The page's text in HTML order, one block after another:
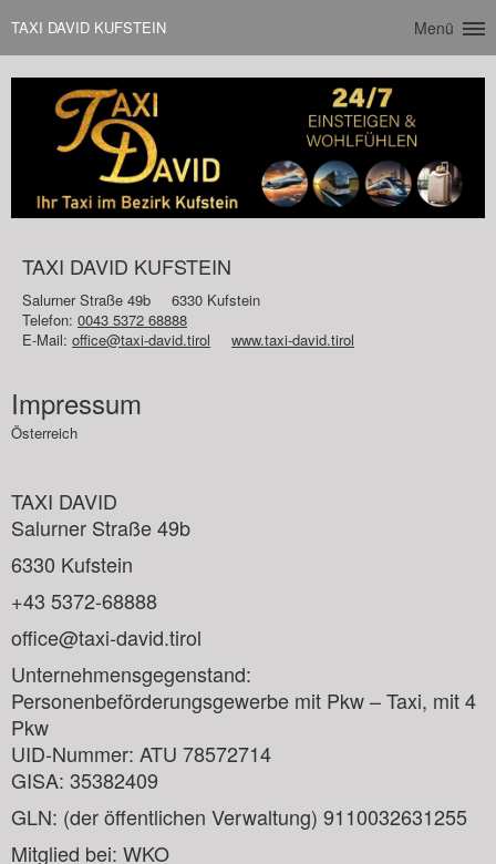
TAXI DAVID KUFSTEIN Menü
TAXI DAVID KUFSTEIN
Salurner Straße 49b
6330 Kufstein
Telefon: 0043 5372 68888
E-Mail: office@taxi-david.tirol www.taxi-david.tirol
Impressum
Österreich
TAXI DAVID
Salurner Straße 49b
6330 Kufstein
+43 5372-68888
office@taxi-david.tirol
Unternehmensgegenstand:
Personenbeförderungsgewerbe mit Pkw – Taxi, mit 4
Pkw
UID-Nummer: ATU 78572714
GISA: 35382409
GLN: (der öffentlichen Verwaltung) 9110032631255
Mitglied bei: WKO